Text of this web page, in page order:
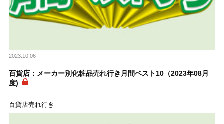
2023.10.06
百貨店：メーカー別化粧品売れ行き月間ベスト10（2023年08月
度)
百貨店売れ行き